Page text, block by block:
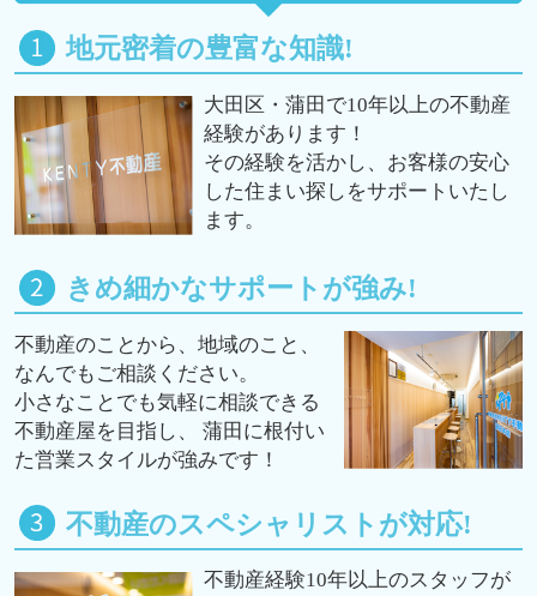
地元密着の豊富な知識!
大田区・蒲田で10年以上の不動産
経験があります！
その経験を活かし、お客様の安心
した住まい探しをサポートいたし
ます。
きめ細かなサポートが強み!
不動産のことから、地域のこと、
なんでもご相談ください。
小さなことでも気軽に相談できる
不動産屋を目指し、 蒲田に根付い
た営業スタイルが強みです！
不動産のスペシャリストが対応!
不動産経験10年以上のスタッフが